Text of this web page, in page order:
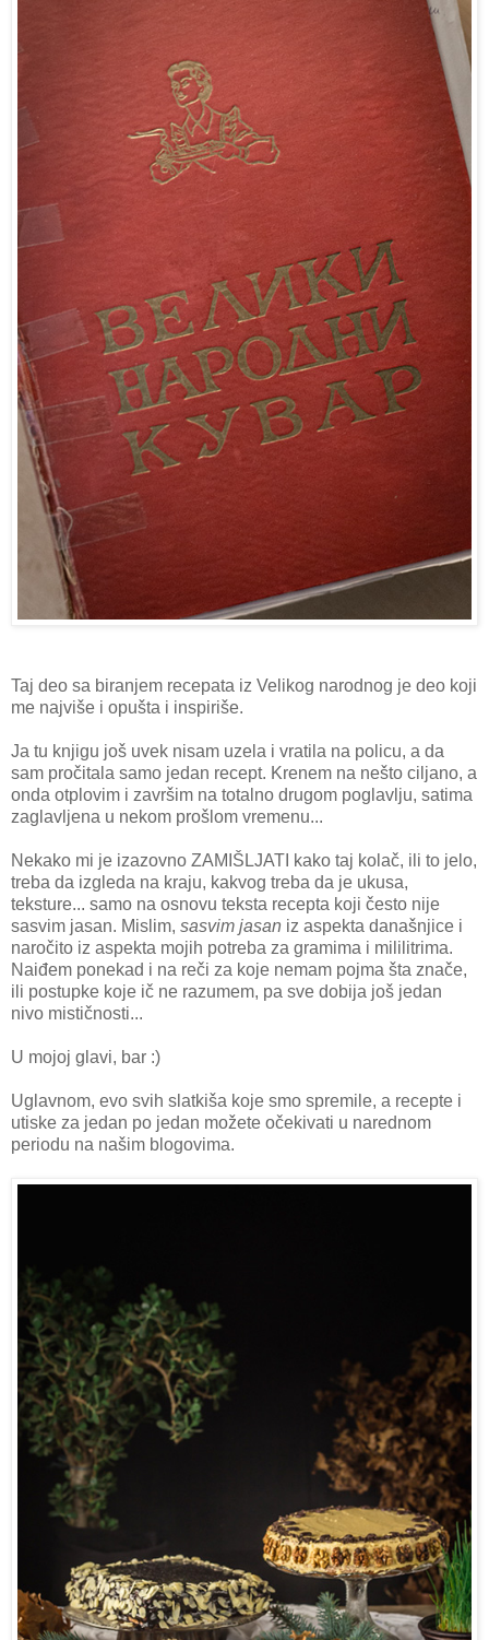
Taj deo sa biranjem recepata iz Velikog narodnog je deo koji
me najviše i opušta i inspiriše.
Ja tu knjigu još uvek nisam uzela i vratila na policu, a da
sam pročitala samo jedan recept. Krenem na nešto ciljano, a
onda otplovim i završim na totalno drugom poglavlju, satima
zaglavljena u nekom prošlom vremenu...
Nekako mi je izazovno ZAMIŠLJATI kako taj kolač, ili to jelo,
treba da izgleda na kraju, kakvog treba da je ukusa,
teksture... samo na osnovu teksta recepta koji često nije
sasvim jasan. Mislim, sasvim jasan iz aspekta današnjice i
naročito iz aspekta mojih potreba za gramima i mililitrima.
Naiđem ponekad i na reči za koje nemam pojma šta znače,
ili postupke koje ič ne razumem, pa sve dobija još jedan
nivo mističnosti...
U mojoj glavi, bar :)
Uglavnom, evo svih slatkiša koje smo spremile, a recepte i
utiske za jedan po jedan možete očekivati u narednom
periodu na našim blogovima.